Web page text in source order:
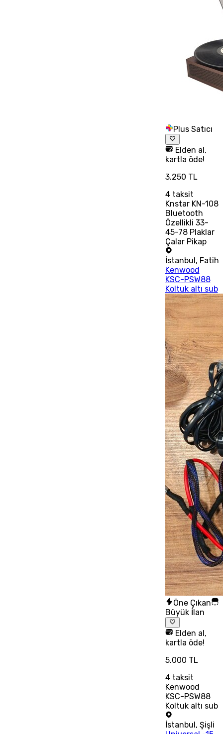
Plus Satıcı
Elden al,
kartla öde!
3.250 TL
4taksit
Knstar KN-108
Bluetooth
Özellikli 33-
45-78 Plaklar
Çalar Pikap
İstanbul, Fatih
Kenwood
KSC-PSW88
Koltuk altı sub
Öne Çıkan
Büyük İlan
Elden al,
kartla öde!
5.000 TL
4taksit
Kenwood
KSC-PSW88
Koltuk altı sub
İstanbul , Şişli